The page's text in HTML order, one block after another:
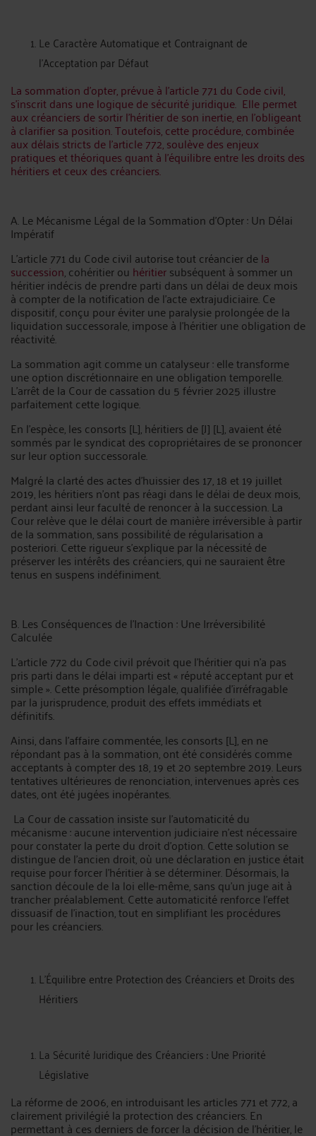
Le Caractère Automatique et Contraignant de
l’Acceptation par Défaut
La sommation d’opter, prévue à l’article 771 du Code civil,
s’inscrit dans une logique de sécurité juridique. Elle permet
aux créanciers de sortir l’héritier de son inertie, en l’obligeant
à clarifier sa position. Toutefois, cette procédure, combinée
aux délais stricts de l’article 772, soulève des enjeux
pratiques et théoriques quant à l’équilibre entre les droits des
héritiers et ceux des créanciers.
A. Le Mécanisme Légal de la Sommation d’Opter : Un Délai
Impératif
L’article 771 du Code civil autorise tout créancier dela
succession, cohéritier ou héritiersubséquent à sommer un
héritier indécis de prendre parti dans un délai de deux mois
à compter de la notification de l’acte extrajudiciaire. Ce
dispositif, conçu pour éviter une paralysie prolongée de la
liquidation successorale, impose à l’héritier une obligation de
réactivité.
La sommation agit comme un catalyseur : elle transforme
une option discrétionnaire en une obligation temporelle.
L’arrêt de la Cour de cassation du 5 février 2025 illustre
parfaitement cette logique.
En l’espèce, les consorts [L], héritiers de [J] [L], avaient été
sommés par le syndicat des copropriétaires de se prononcer
sur leur option successorale.
Malgré la clarté des actes d’huissier des 17, 18 et 19 juillet
2019, les héritiers n’ont pas réagi dans le délai de deux mois,
perdant ainsi leur faculté de renoncer à la succession. La
Cour relève que le délai court de manière irréversible à partir
de la sommation, sans possibilité de régularisation a
posteriori. Cette rigueur s’explique par la nécessité de
préserver les intérêts des créanciers, qui ne sauraient être
tenus en suspens indéfiniment.
B. Les Conséquences de l’Inaction : Une Irréversibilité
Calculée
L’article 772 du Code civil prévoit que l’héritier qui n’a pas
pris parti dans le délai imparti est « réputé acceptant pur et
simple ». Cette présomption légale, qualifiée d’irréfragable
par la jurisprudence, produit des effets immédiats et
définitifs.
Ainsi, dans l’affaire commentée, les consorts [L], en ne
répondant pas à la sommation, ont été considérés comme
acceptants à compter des 18, 19 et 20 septembre 2019. Leurs
tentatives ultérieures de renonciation, intervenues après ces
dates, ont été jugées inopérantes.
La Cour de cassation insiste sur l’automaticité du
mécanisme : aucune intervention judiciaire n’est nécessaire
pour constater la perte du droit d’option. Cette solution se
distingue de l’ancien droit, où une déclaration en justice était
requise pour forcer l’héritier à se déterminer. Désormais, la
sanction découle de la loi elle-même, sans qu’un juge ait à
trancher préalablement. Cette automaticité renforce l’effet
dissuasif de l’inaction, tout en simplifiant les procédures
pour les créanciers.
L’Équilibre entre Protection des Créanciers et Droits des
Héritiers
La Sécurité Juridique des Créanciers : Une Priorité
Législative
La réforme de 2006, en introduisant les articles 771 et 772, a
clairement privilégié la protection des créanciers. En
permettant à ces derniers de forcer la décision de l’héritier, le